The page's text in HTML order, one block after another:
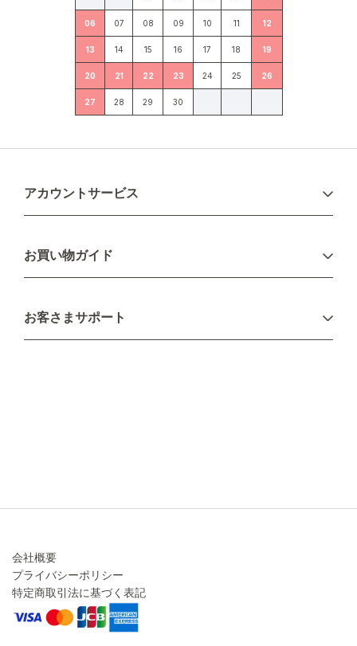
06 07 08 09 10 11 12
13 14 15 16 17 18 19
20 21 22 23 24 25 26
27 28 29 30
アカウントサービス
新規会員登録
お買い物ガイド
配送について
不良品・返品について
お客さまサポート
会社概要
プライバシーポリシー
特定商取引法に基づく表記